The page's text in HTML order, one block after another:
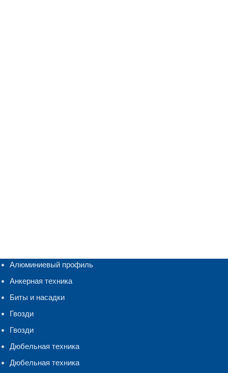
Алюминиевый профиль
Анкерная техника
Биты и насадки
Гвозди
Гвозди
Дюбельная техника
Дюбельная техника